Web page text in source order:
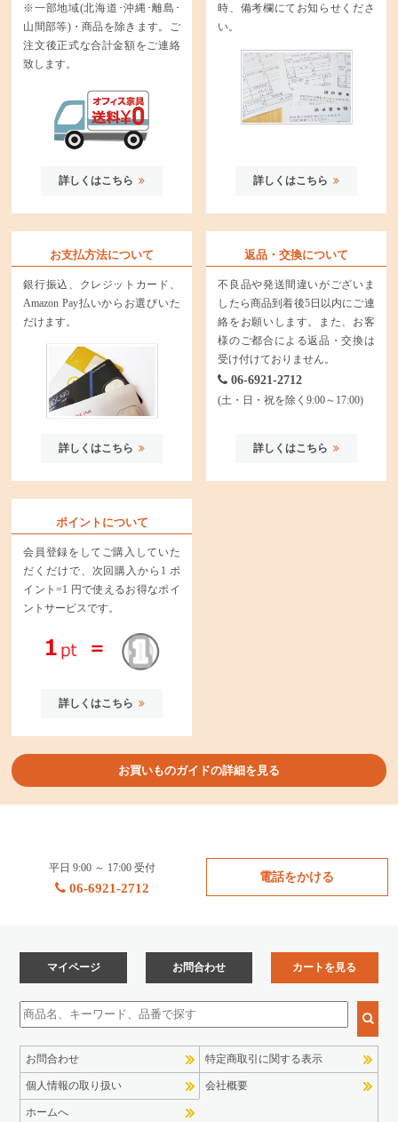
※一部地域(北海道･沖縄･離島･
山間部等)・商品を除きます。ご
注文後正式な合計金額をご連絡
致します。
詳しくはこちら
時、備考欄にてお知らせくださ
い。
詳しくはこちら
お支払方法について
銀行振込、クレジットカード、
Amazon Pay払いからお選びいた
だけます。
詳しくはこちら
返品・交換について
不良品や発送間違いがございま
したら商品到着後5日以内にご連
絡をお願いします。また、お客
様のご都合による返品・交換は
受け付けておりません。
06-6921-2712
(土・日・祝を除く9:00～17:00)
詳しくはこちら
ポイントについて
会員登録をしてご購入していた
だくだけで、次回購入から1 ポ
イント=1 円で使えるお得なポイ
ントサービスです。
詳しくはこちら
お買いものガイドの詳細を見る
平日 9:00 ～ 17:00 受付
06-6921-2712
電話をかける
マイページ お問合わせ カートを見る
お問合わせ 特定商取引に関する表示
個人情報の取り扱い 会社概要
ホームへ